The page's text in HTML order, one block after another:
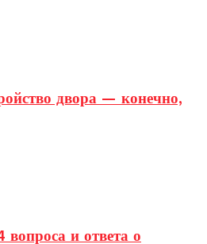
двора — конечно,
и ответа о